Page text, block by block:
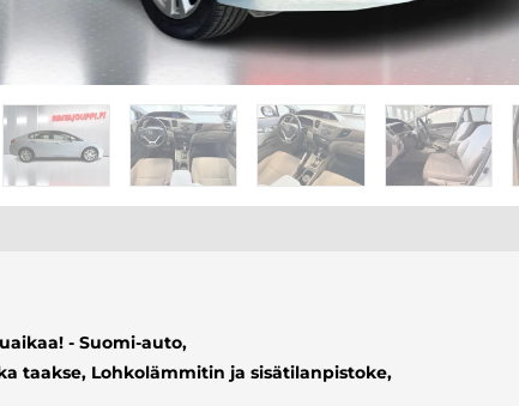
- Suomi-auto,
taakse, Lohkolämmitin ja sisätilanpistoke,